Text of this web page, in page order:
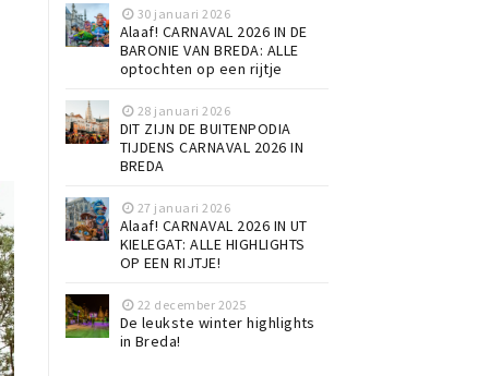
30 januari 2026
Alaaf! CARNAVAL 2026 IN DE
BARONIE VAN BREDA: ALLE
optochten op een rijtje
28 januari 2026
DIT ZIJN DE BUITENPODIA
TIJDENS CARNAVAL 2026 IN
BREDA
27 januari 2026
Alaaf! CARNAVAL 2026 IN UT
KIELEGAT: ALLE HIGHLIGHTS
OP EEN RIJTJE!
22 december 2025
De leukste winter highlights
in Breda!